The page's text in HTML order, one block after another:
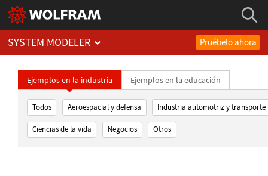
SYSTEM MODELER Pruébelo ahora
Ejemplos en la industria Ejemplos en la educación
Todos Aeroespacial y defensa Industria automotriz y transporte
Ciencias de la vida Negocios Otros